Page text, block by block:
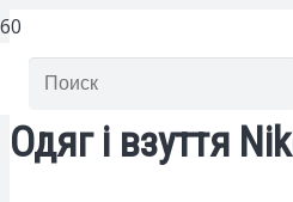
Одяг і взуття